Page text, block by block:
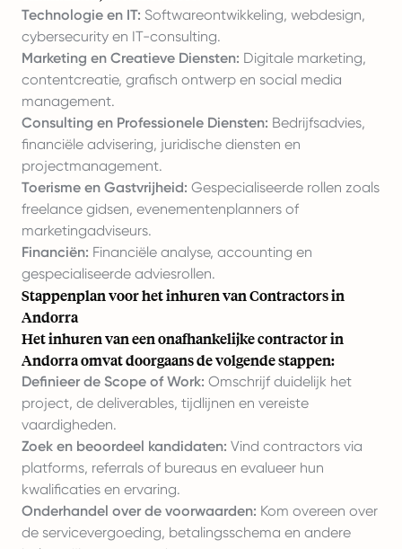
Technologie en IT: Softwareontwikkeling, webdesign,
cybersecurity en IT-consulting.
Marketing en Creatieve Diensten: Digitale marketing,
contentcreatie, grafisch ontwerp en social media
management.
Consulting en Professionele Diensten: Bedrijfsadvies,
financiële advisering, juridische diensten en
projectmanagement.
Toerisme en Gastvrijheid: Gespecialiseerde rollen zoals
freelance gidsen, evenementenplanners of
marketingadviseurs.
Financiën: Financiële analyse, accounting en
gespecialiseerde adviesrollen.
Stappenplan voor het inhuren van Contractors in
Andorra
Het inhuren van een onafhankelijke contractor in
Andorra omvat doorgaans de volgende stappen:
Definieer de Scope of Work: Omschrijf duidelijk het
project, de deliverables, tijdlijnen en vereiste
vaardigheden.
Zoek en beoordeel kandidaten: Vind contractors via
platforms, referrals of bureaus en evalueer hun
kwalificaties en ervaring.
Onderhandel over de voorwaarden: Kom overeen over
de servicevergoeding, betalingsschema en andere